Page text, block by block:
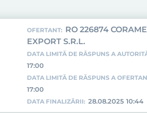
OFERTANT: RO 226874
EXPORT S.R.L.
DATA LIMITĂ DE RĂSPUNS A
17:00
DATA LIMITĂ DE RĂSPUNS A
17:00
DATA FINALIZĂRII: 28.08.2025 10:44